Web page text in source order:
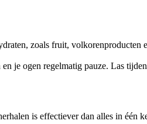
zoals fruit, volkorenproducten
je ogen regelmatig pauze. Las
is effectiever dan alles in één